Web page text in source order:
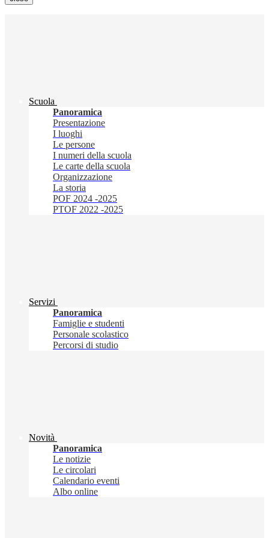
Scuola
Panoramica
Presentazione
I luoghi
Le persone
I numeri della scuola
Le carte della scuola
Organizzazione
La storia
POF 2024 -2025
PTOF 2022 -2025
Servizi
Panoramica
Famiglie e studenti
Personale scolastico
Percorsi di studio
Novità
Panoramica
Le notizie
Le circolari
Calendario eventi
Albo online